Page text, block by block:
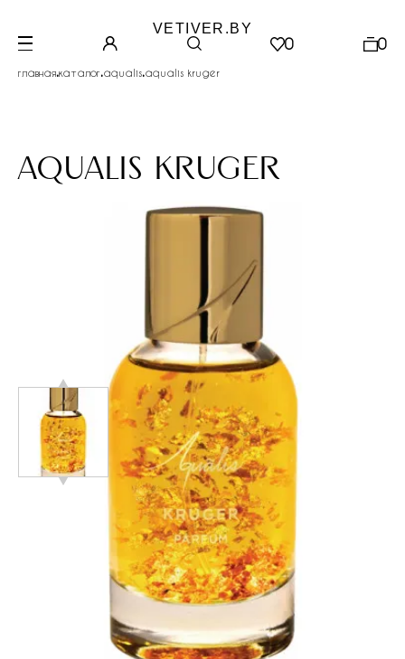
VETIVER.BY
0 0
главная.каталог.aqualis.aqualis kruger
aqualis kruger